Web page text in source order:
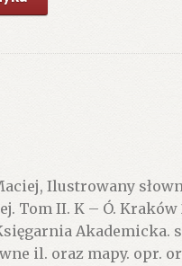
Ilustrowany
Tom II. K – Ó. Kraków
Akademicka.
il. oraz mapy. opr.